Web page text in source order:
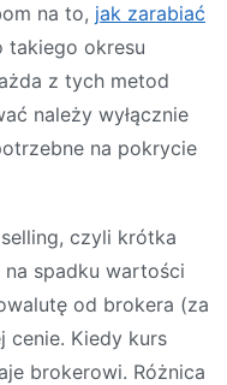
na to, jak zarabiać
takiego okresu
z tych metod
należy wyłącznie
na pokrycie
czyli krótka
spadku wartości
od brokera (za
cenie. Kiedy kurs
brokerowi. Różnica